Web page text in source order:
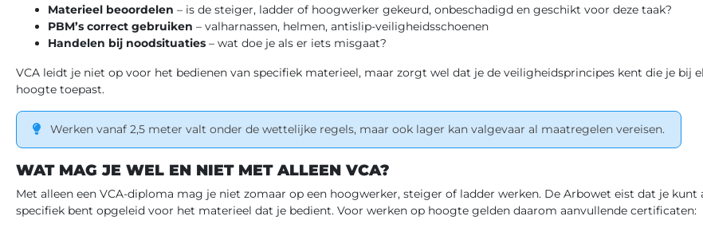
Materieel beoordelen – is de steiger, ladder of hoogwerker gekeurd, onbeschadigd en geschikt voor deze taak?
PBM’s correct gebruiken – valharnassen, helmen, antislip-veiligheidsschoenen
Handelen bij noodsituaties – wat doe je als er iets misgaat?
VCA leidt je niet op voor het bedienen van specifiek materieel, maar zorgt wel dat je de veiligheidsprincipes kent die je bij
hoogte toepast.
Werken vanaf 2,5 meter valt onder de wettelijke regels, maar ook lager kan valgevaar al maatregelen vereisen.
WAT MAG JE WEL EN NIET MET ALLEEN VCA?
Met alleen een VCA-diploma mag je niet zomaar op een hoogwerker, steiger of ladder werken. De Arbowet eist dat je kunt
specifiek bent opgeleid voor het materieel dat je bedient. Voor werken op hoogte gelden daarom aanvullende certificaten: